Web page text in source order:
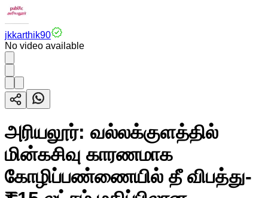
jkkarthik90
No video available
அரியலூர்: வல்லக்குளத்தில்
மின்கசிவு காரணமாக
கோழிப்பண்ணையில் தீ விபத்து-